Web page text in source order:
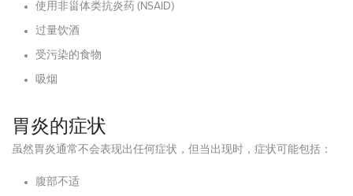
使用非甾体类抗炎药 (NSAID)
过量饮酒
受污染的食物
吸烟
胃炎的症状
虽然胃炎通常不会表现出任何症状，但当出现时，症状可能包括：
腹部不适